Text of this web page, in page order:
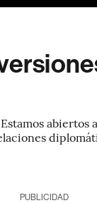
PUBLICIDAD